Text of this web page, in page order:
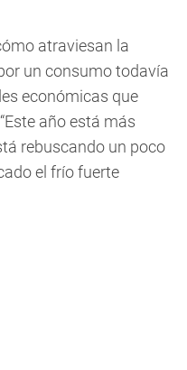
atraviesan la
un consumo todavía
económicas que
año está más
rebuscando un poco
el frío fuerte